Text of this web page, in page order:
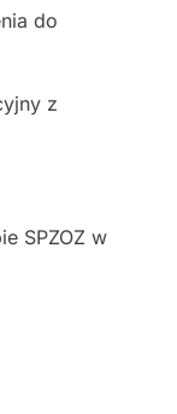
do
z
SPZOZ w